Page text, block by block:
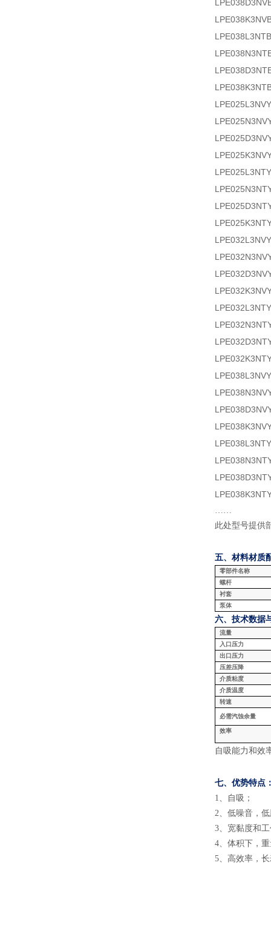
……
此处型号提供
五、材料材质
零部件名称
螺杆
衬套
泵体
六、技术数据
流量
入口压力
出口压力
压差压降
介质粘度
介质温度
转速
必需汽蚀余量
效率
自吸能力和效
七、 优势特点
1、 自吸 ；
2、 低噪音，
3、 宽黏度和
4、 体积下，
5、 高效率，